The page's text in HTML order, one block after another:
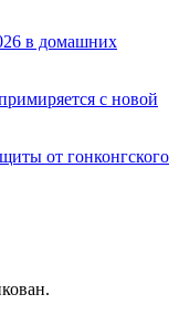
в домашних
с новой
от гонконгского